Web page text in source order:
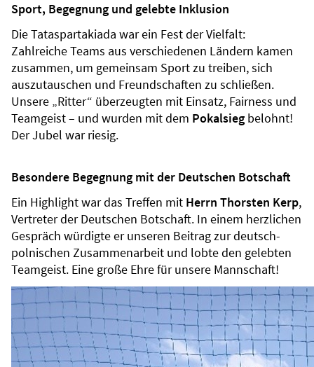
Sport, Begegnung und gelebte Inklusion
Die Tataspartakiada war ein Fest der Vielfalt:
Zahlreiche Teams aus verschiedenen Ländern kamen
zusammen, um gemeinsam Sport zu treiben, sich
auszutauschen und Freundschaften zu schließen.
Unsere „Ritter“ überzeugten mit Einsatz, Fairness und
Teamgeist – und wurden mit dem Pokalsieg belohnt!
Der Jubel war riesig.
Besondere Begegnung mit der Deutschen Botschaft
Ein Highlight war das Treffen mit Herrn Thorsten Kerp,
Vertreter der Deutschen Botschaft. In einem herzlichen
Gespräch würdigte er unseren Beitrag zur deutsch-
polnischen Zusammenarbeit und lobte den gelebten
Teamgeist. Eine große Ehre für unsere Mannschaft!